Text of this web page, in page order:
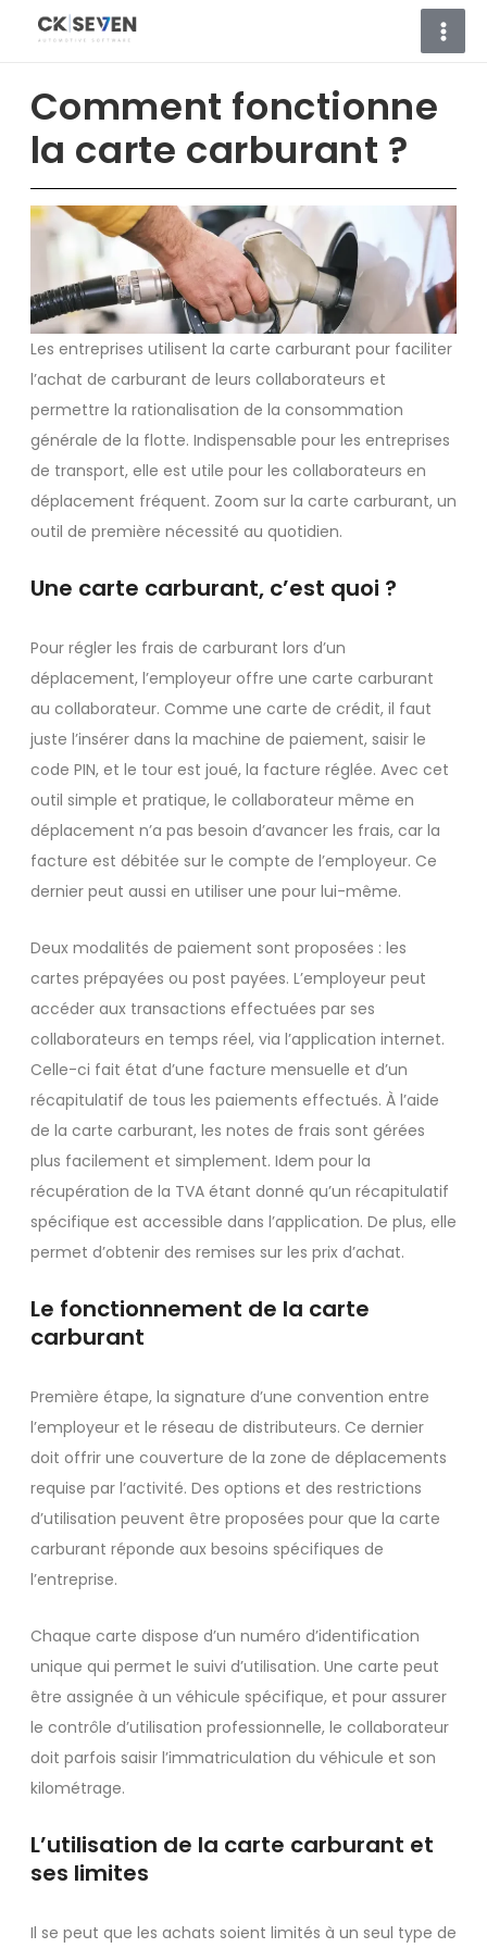
Comment fonctionne
la carte carburant ?
Les entreprises utilisent la carte carburant pour faciliter
l’achat de carburant de leurs collaborateurs et
permettre la rationalisation de la consommation
générale de la flotte. Indispensable pour les entreprises
de transport, elle est utile pour les collaborateurs en
déplacement fréquent. Zoom sur la carte carburant, un
outil de première nécessité au quotidien.
Une carte carburant, c’est quoi ?
Pour régler les frais de carburant lors d’un
déplacement, l’employeur offre une carte carburant
au collaborateur. Comme une carte de crédit, il faut
juste l’insérer dans la machine de paiement, saisir le
code PIN, et le tour est joué, la facture réglée. Avec cet
outil simple et pratique, le collaborateur même en
déplacement n’a pas besoin d’avancer les frais, car la
facture est débitée sur le compte de l’employeur. Ce
dernier peut aussi en utiliser une pour lui-même.
Deux modalités de paiement sont proposées : les
cartes prépayées ou post payées. L’employeur peut
accéder aux transactions effectuées par ses
collaborateurs en temps réel, via l’application internet.
Celle-ci fait état d’une facture mensuelle et d’un
récapitulatif de tous les paiements effectués. À l’aide
de la carte carburant, les notes de frais sont gérées
plus facilement et simplement. Idem pour la
récupération de la TVA étant donné qu’un récapitulatif
spécifique est accessible dans l’application. De plus, elle
permet d’obtenir des remises sur les prix d’achat.
Le fonctionnement de la carte
carburant
Première étape, la signature d’une convention entre
l’employeur et le réseau de distributeurs. Ce dernier
doit offrir une couverture de la zone de déplacements
requise par l’activité. Des options et des restrictions
d’utilisation peuvent être proposées pour que la carte
carburant réponde aux besoins spécifiques de
l’entreprise.
Chaque carte dispose d’un numéro d’identification
unique qui permet le suivi d’utilisation. Une carte peut
être assignée à un véhicule spécifique, et pour assurer
le contrôle d’utilisation professionnelle, le collaborateur
doit parfois saisir l’immatriculation du véhicule et son
kilométrage.
L’utilisation de la carte carburant et
ses limites
Il se peut que les achats soient limités à un seul type de